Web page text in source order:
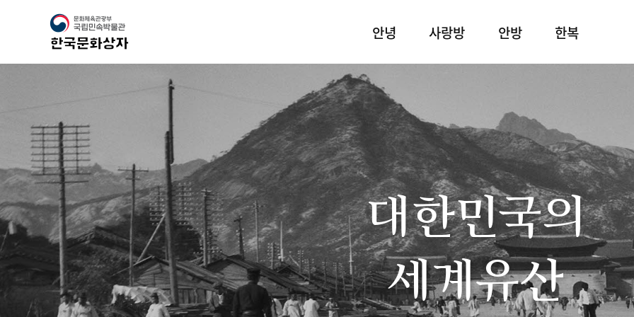
안녕 사랑방 안방 한복
대한민국의
세계유산